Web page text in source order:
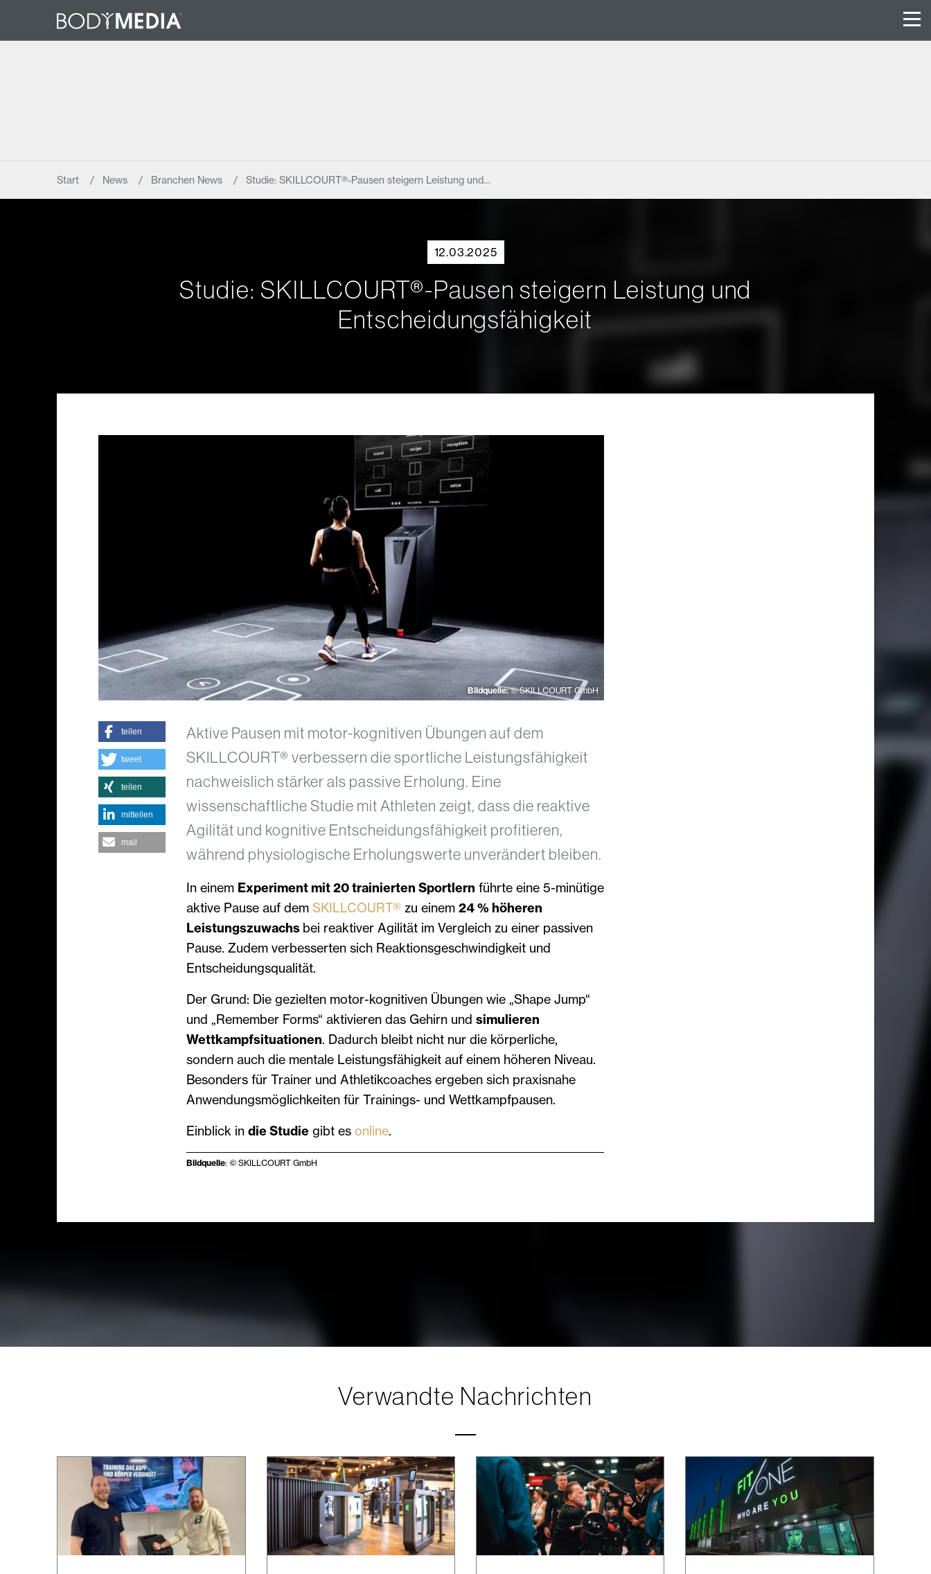
Start News Branchen News Studie: SKILLCOURT®-Pausen steigern Leistung und…
12.03.2025
Studie: SKILLCOURT®-Pausen steigern Leistung und
Entscheidungsfähigkeit
Bildquelle:© SKILLCOURT GmbH
Aktive Pausen mit motor-kognitiven Übungen auf dem
SKILLCOURT® verbessern die sportliche Leistungsfähigkeit
nachweislich stärker als passive Erholung. Eine
wissenschaftliche Studie mit Athleten zeigt, dass die reaktive
Agilität und kognitive Entscheidungsfähigkeit profitieren,
während physiologische Erholungswerte unverändert bleiben.
In einem Experiment mit 20 trainierten Sportlern führte eine 5-minütige
aktive Pause auf dem SKILLCOURT® zu einem 24 % höheren
Leistungszuwachs bei reaktiver Agilität im Vergleich zu einer passiven
Pause. Zudem verbesserten sich Reaktionsgeschwindigkeit und
Entscheidungsqualität.
Der Grund: Die gezielten motor-kognitiven Übungen wie „Shape Jump“
und „Remember Forms“ aktivieren das Gehirn und simulieren
Wettkampfsituationen. Dadurch bleibt nicht nur die körperliche,
sondern auch die mentale Leistungsfähigkeit auf einem höheren Niveau.
Besonders für Trainer und Athletikcoaches ergeben sich praxisnahe
Anwendungsmöglichkeiten für Trainings- und Wettkampfpausen.
Einblick in die Studiegibt es online.
Bildquelle: © SKILLCOURT GmbH
teilen
tweet
teilen
mitteilen
mail
Verwandte Nachrichten